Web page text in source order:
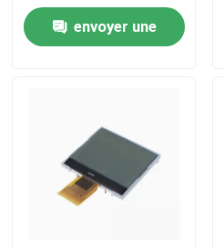
Produits
Exposition de VR
Au sujet de nous
conduite ILI9340X,
TOUT à l'heure, 4 LED
envoyer une